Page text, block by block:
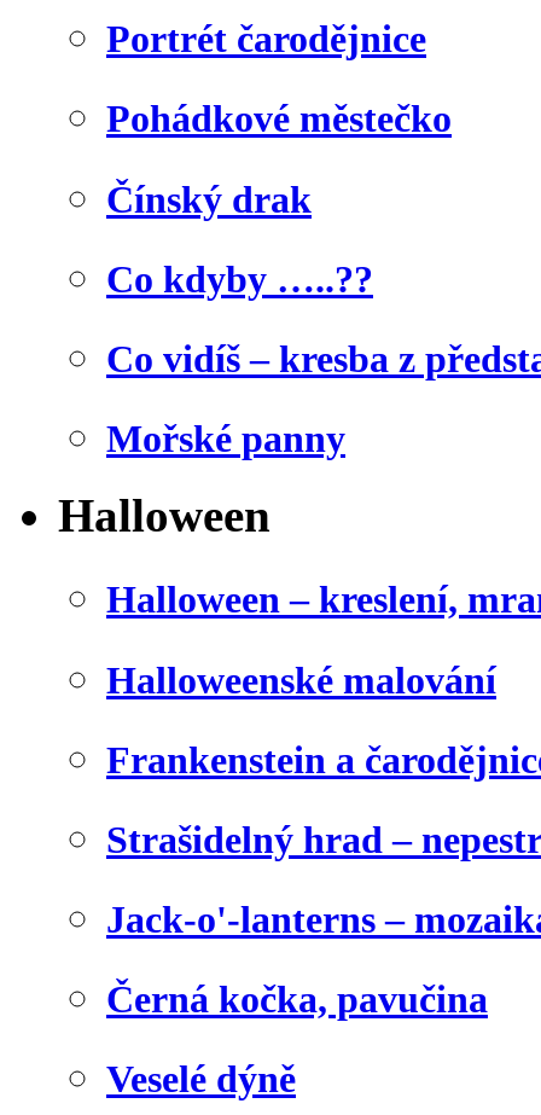
Portrét čarodějnice
Pohádkové městečko
Čínský drak
Co kdyby …..??
Co vidíš – kresba z
Mořské panny
Halloween
Halloween – kreslení,
Halloweenské malování
Frankenstein a
Strašidelný hrad –
Jack-o'-lanterns –
Černá kočka, pavučina
Veselé dýně